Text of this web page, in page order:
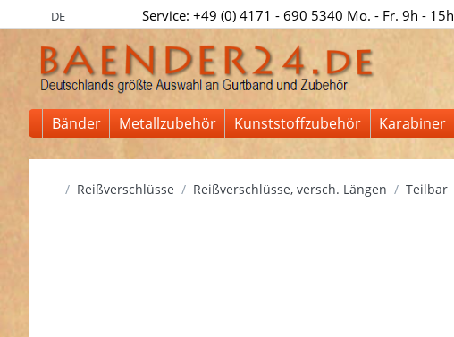
DE Service: +49 (0) 4171 - 690 5340 Mo. - Fr. 9h - 15h
Bänder Metallzubehör Kunststoffzubehör Karabiner
Startseite
Reißverschlüsse Reißverschlüsse, versch. Längen Teilbar